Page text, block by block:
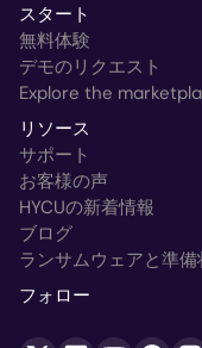
スタート
無料体験
デモのリクエスト
Explore the
リソース
サポート
お客様の声
HYCUの新着情報
ブログ
ランサムウェアと準
フォロー